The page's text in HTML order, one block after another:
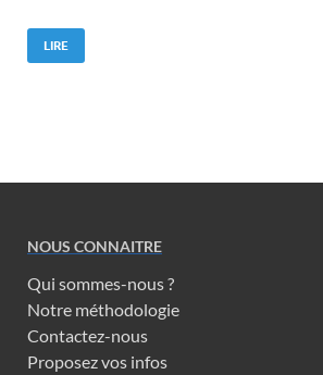
LIRE
NOUS CONNAITRE
Qui sommes-nous ?
Notre méthodologie
Contactez-nous
Proposez vos infos